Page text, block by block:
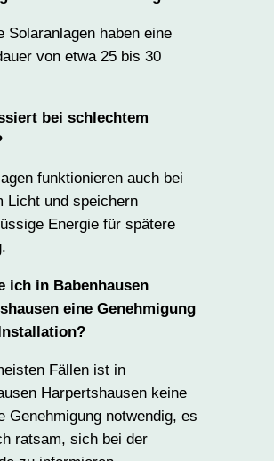
Solaranlagen haben eine
von etwa 25 bis 30
bei schlechtem
funktionieren auch bei
Licht und speichern
Energie für spätere
ich in Babenhausen
eine Genehmigung
Fällen ist in
Harpertshausen keine
Genehmigung notwendig, es
ratsam, sich bei der